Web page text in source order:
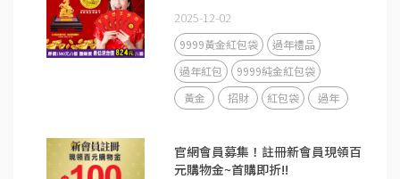
2025-12-02
9999黃金紅包袋
過年禮品
過年紅包
9999純金紅包袋
黃金
招財 紅包袋 過年
官網會員募集！註冊新會員現領百
元購物金~首購即折!!